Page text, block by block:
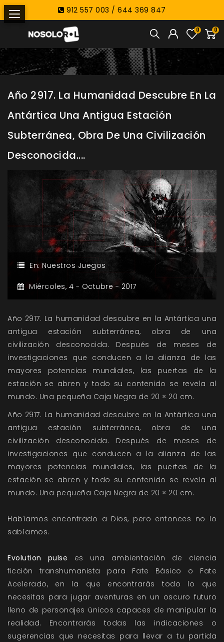
912 557 003 / 644 369 847
0
0
Año 2917. La Humanidad Descubre En La
Antártica Una Antigua Estación
Subterránea, Obra De Una Civilización
Desconocida....
En: Nuestros Juegos
Miércoles, 4 - Octubre - 2017
Año 2917. La humanidad descubre en la Antártica una
antigua estación subterránea, obra de una
civilización desconocida. Después de meses de
investigaciones que conducen a la alianza de las
mayores potencias mundiales, las puertas de la
estación se abren y todo su contenido se revela al
mundo. Una pequeña Caja Negra de 20 × 20 cm.
Año 2917. La humanidad descubre en la Antártica una
antigua estación subterránea, obra de una
civilización desconocida. Después de meses de
investigaciones que conducen a la alianza de las
mayores potencias mundiales, las puertas de la
estación se abren y todo su contenido se revela al
mundo. Una pequeña Caja Negra de 20 × 20 cm.
Habíamos encontrado a Dios, pero entonces no lo
sabíamos.
Evolution pulse es una ambientación de ciencia
ficción transhumanista para Fate Básico o Fate
Acelerado, en la que encontrarás todo lo que
necesitas para jugar aventuras en un oscuro futuro
lleno de personajes únicos capaces de manipular la
realidad. Encontrarás todas las indicaciones o
sugerencias que necesitas para llevar a tu partida